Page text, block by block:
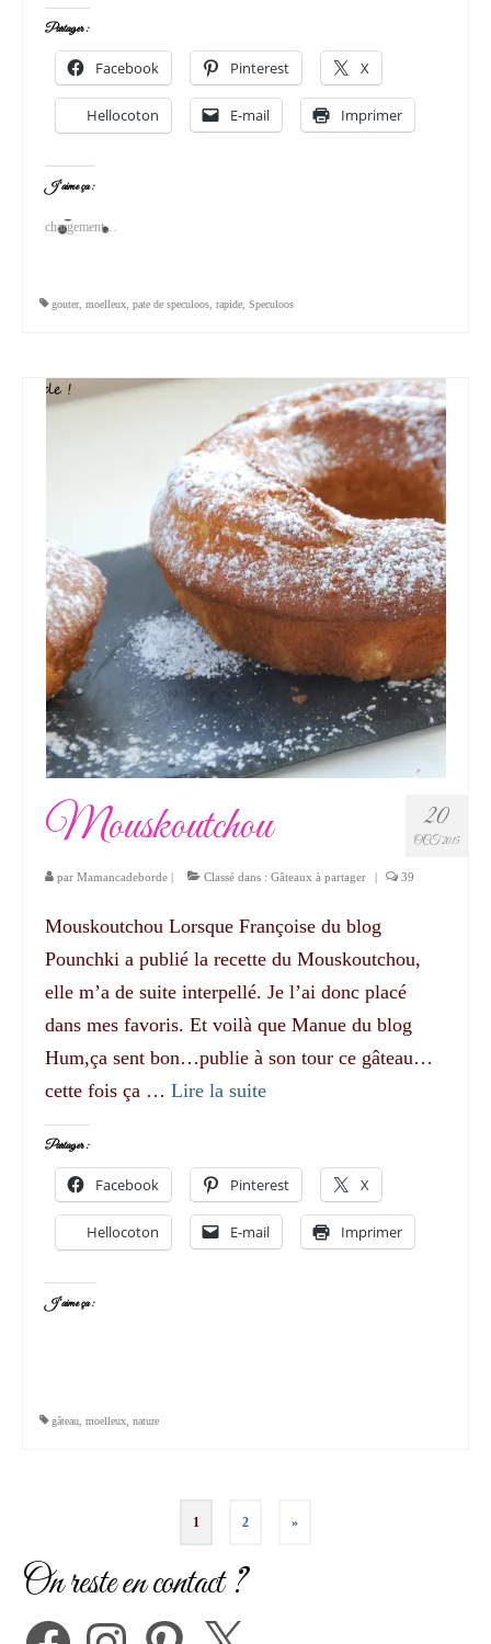
Partager :
Facebook Pinterest X
Hellocoton E-mail Imprimer
J’aime ça :
chargement…
gouter, moelleux pate de speculoos rapide Speculoos
20
OCT 2015
Mouskoutchou
par Mamancadeborde | Classé dans : Gâteaux à partager | 39
Mouskoutchou Lorsque Françoise du blog
Pounchki a publié la recette du Mouskoutchou,
elle m’a de suite interpellé. Je l’ai donc placé
dans mes favoris. Et voilà que Manue du blog
Hum,ça sent bon…publie à son tour ce gâteau…
cette fois ça … Lire la suite­­
Partager :
Facebook Pinterest X
Hellocoton E-mail Imprimer
J’aime ça :
gâteau moelleux nature
Pagination
des
publications
1 2 »
On reste en contact ?
FacebookInstagramPinterest X